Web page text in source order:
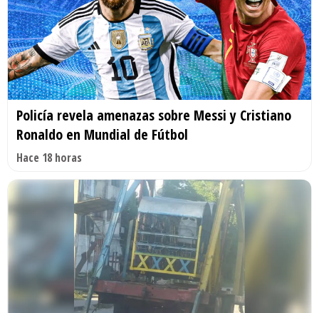
Policía revela amenazas sobre Messi y Cristiano
Ronaldo en Mundial de Fútbol
Hace 18 horas